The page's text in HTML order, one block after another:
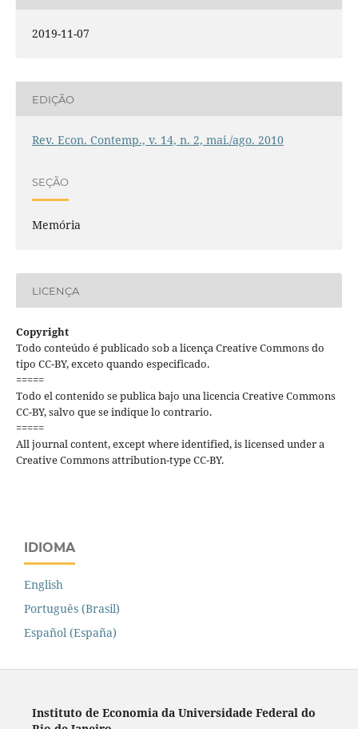
2019-11-07
EDIÇÃO
Rev. Econ. Contemp., v. 14, n. 2, mai./ago. 2010
SEÇÃO
Memória
LICENÇA
Copyright
Todo conteúdo é publicado sob a licença Creative Commons do
tipo CC-BY, exceto quando especificado.
=====
Todo el contenido se publica bajo una licencia Creative Commons
CC-BY, salvo que se indique lo contrario.
=====
All journal content, except where identified, is licensed under a
Creative Commons attribution-type CC-BY.
IDIOMA
English
Português (Brasil)
Español (España)
Instituto de Economia da Universidade Federal do